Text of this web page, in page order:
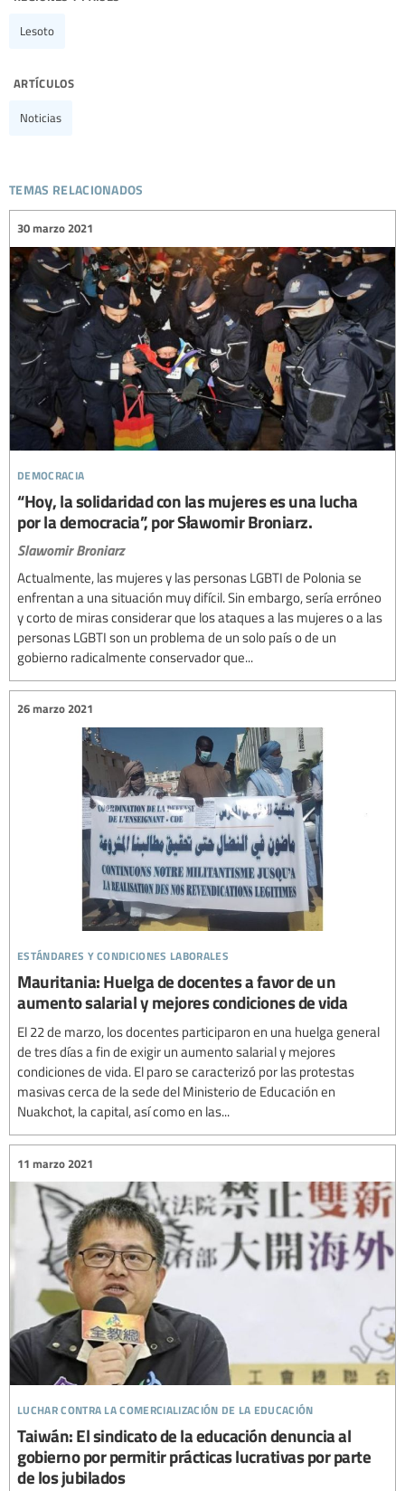
Lesoto
artículos
Noticias
temas relacionados
democracia
30 marzo 2021
“Hoy, la solidaridad con las mujeres es una lucha
por la democracia”, por Sławomir Broniarz.
Slawomir Broniarz
Actualmente, las mujeres y las personas LGBTI de Polonia se
enfrentan a una situación muy difícil. Sin embargo, sería erróneo
y corto de miras considerar que los ataques a las mujeres o a las
personas LGBTI son un problema de un solo país o de un
gobierno radicalmente conservador que...
estándares y condiciones laborales
26 marzo 2021
Mauritania: Huelga de docentes a favor de un
aumento salarial y mejores condiciones de vida
El 22 de marzo, los docentes participaron en una huelga general
de tres días a fin de exigir un aumento salarial y mejores
condiciones de vida. El paro se caracterizó por las protestas
masivas cerca de la sede del Ministerio de Educación en
Nuakchot, la capital, así como en las...
luchar contra la comercialización de la educación
11 marzo 2021
Taiwán: El sindicato de la educación denuncia al
gobierno por permitir prácticas lucrativas por parte
de los jubilados